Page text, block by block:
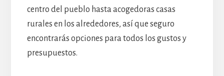
centro del pueblo hasta acogedoras casas
rurales en los alrededores, así que seguro
encontrarás opciones para todos los gustos y
presupuestos.